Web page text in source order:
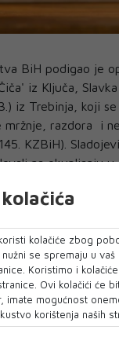
BiH podigao je
iz Ključa,
iz Trebinja, koji
mržnje, razdora i
KZBiH).
na okupljanju
Trgu palih
poznatom kao
iz Srbije i
pokreta RS' i
vojne
Ravnogorski
prijetnju ili nasilje,
kolačiće zbog
se spremaju u
Koristimo i
Ovi kolačići će
imate mogućnost
korištenja naših